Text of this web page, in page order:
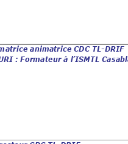
animatrice CDC TL-DRIF
: Formateur à l’ISMTL